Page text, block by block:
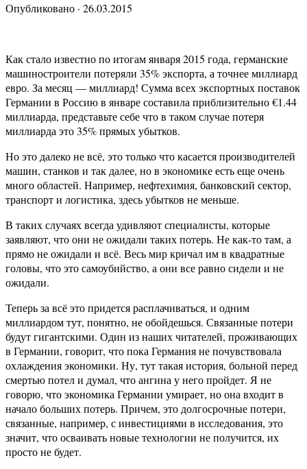
Опубликовано · 26.03.2015
Как стало известно по итогам января 2015 года, германские
машиностроители потеряли 35% экспорта, а точнее миллиард
евро. За месяц — миллиард! Сумма всех экспортных поставок
Германии в Россию в январе составила приблизительно €1.44
миллиарда, представьте себе что в таком случае потеря
миллиарда это 35% прямых убытков.
Но это далеко не всё, это только что касается производителей
машин, станков и так далее, но в экономике есть еще очень
много областей. Например, нефтехимия, банковский сектор,
транспорт и логистика, здесь убытков не меньше.
В таких случаях всегда удивляют специалисты, которые
заявляют, что они не ожидали таких потерь. Не как-то там, а
прямо не ожидали и всё. Весь мир кричал им в квадратные
головы, что это самоубийство, а они все равно сидели и не
ожидали.
Теперь за всё это придется расплачиваться, и одним
миллиардом тут, понятно, не обойдешься. Связанные потери
будут гигантскими. Один из наших читателей, проживающих
в Германии, говорит, что пока Германия не почувствовала
охлаждения экономики. Ну, тут такая история, больной перед
смертью потел и думал, что ангина у него пройдет. Я не
говорю, что экономика Германии умирает, но она входит в
начало больших потерь. Причем, это долгосрочные потери,
связанные, например, с инвестициями в исследования, это
значит, что осваивать новые технологии не получится, их
просто не будет.